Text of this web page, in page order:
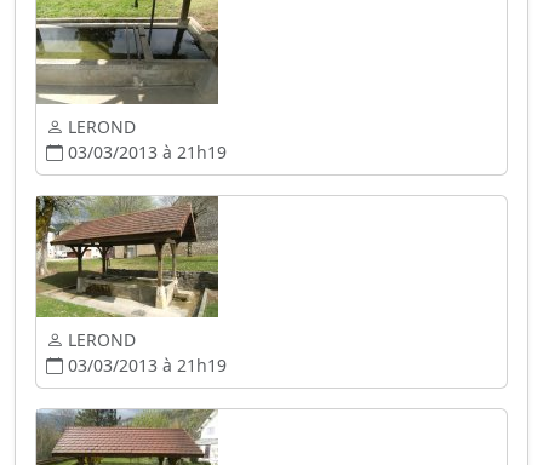
LEROND
03/03/2013 à 21h19
LEROND
03/03/2013 à 21h19